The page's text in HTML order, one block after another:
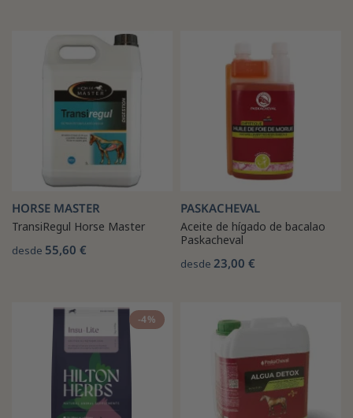
HORSE MASTER
TransiRegul Horse Master
desde 55,60 €
PASKACHEVAL
Aceite de hígado de bacalao
Paskacheval
desde 23,00 €
-4%